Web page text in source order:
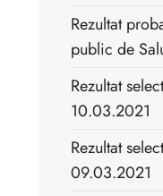
Rezultat
public de
Rezultat
10.03.2021
Rezultat
09.03.2021